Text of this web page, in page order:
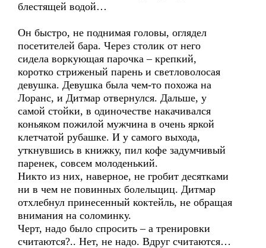
блестящей водой…
Он быстро, не поднимая головы, оглядел
посетителей бара. Через столик от него
сидела воркующая парочка – крепкий,
коротко стриженый парень и светловолосая
девушка. Девушка была чем-то похожа на
Лоранс, и Дитмар отвернулся. Дальше, у
самой стойки, в одиночестве накачивался
коньяком пожилой мужчина в очень яркой
клетчатой рубашке. И у самого выхода,
уткнувшись в книжку, пил кофе задумчивый
паренек, совсем молоденький.
Никто из них, наверное, не гробит десятками
ни в чем не повинных болельщиц. Дитмар
отхлебнул принесенный коктейль, не обращая
внимания на соломинку.
Черт, надо было спросить – а тренировки
считаются?.. Нет, не надо. Вдруг считаются…